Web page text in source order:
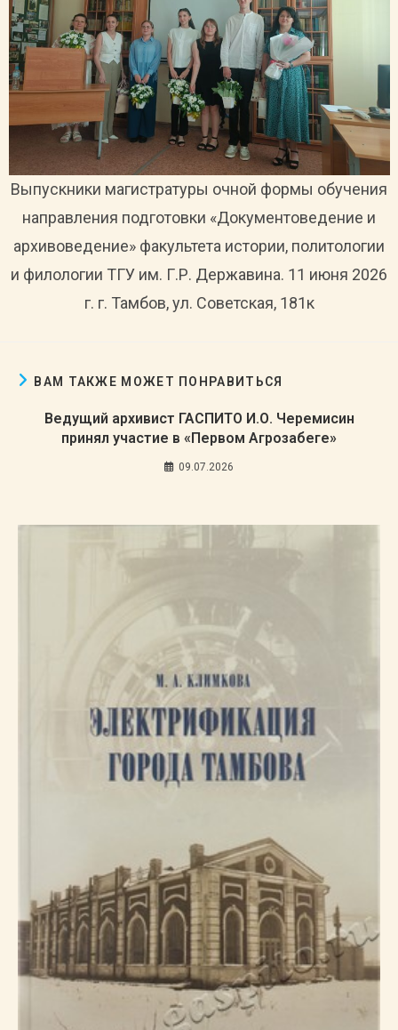
Выпускники магистратуры очной формы обучения
направления подготовки «Документоведение и
архивоведение» факультета истории, политологии
и филологии ТГУ им. Г.Р. Державина. 11 июня 2026
г. г. Тамбов, ул. Советская, 181к
ВАМ ТАКЖЕ МОЖЕТ ПОНРАВИТЬСЯ
Ведущий архивист ГАСПИТО И.О. Черемисин
принял участие в «Первом Агрозабеге»
09.07.2026